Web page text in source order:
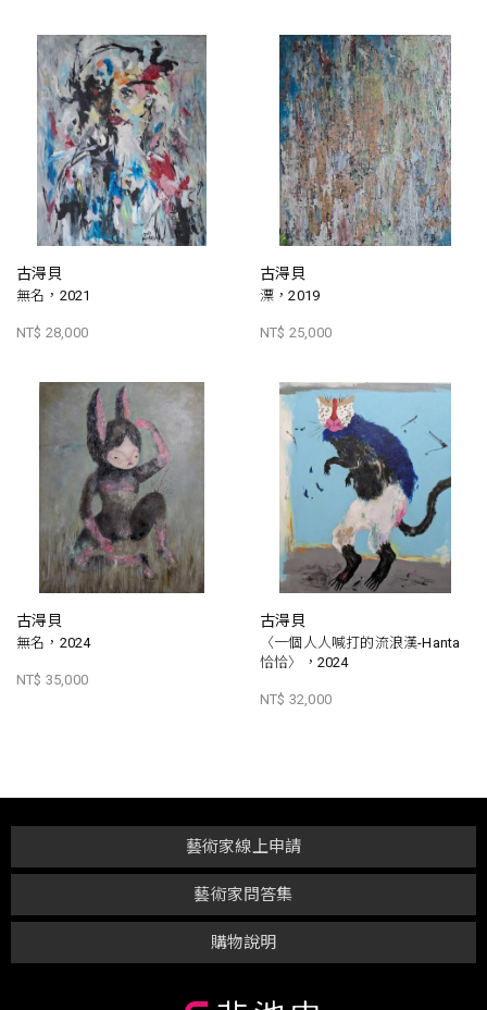
古淂貝
無名，2021
NT$ 28,000
古淂貝
漂，2019
NT$ 25,000
古淂貝
無名，2024
NT$ 35,000
古淂貝
〈一個人人喊打的流浪漢-Hanta
恰恰〉，2024
NT$ 32,000
購物說明
藝術家問答集
藝術家線上申請